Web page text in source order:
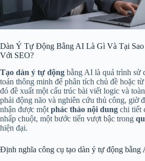
Dàn Ý Tự Động Bằng AI Là Gì Và Tại
Với SEO?
Tạo dàn ý tự động bằng AI là quá trình sử
toán thông minh để phân tích chủ đề hoặc
đó đề xuất một cấu trúc bài viết logic và
phải động não và nghiên cứu thủ công, giờ
nhận được một phác thảo nội dung chi tiết
nhấp chuột, một bước tiến vượt bậc trong
hiện đại.
Định nghĩa công cụ tạo dàn ý tự động bằng